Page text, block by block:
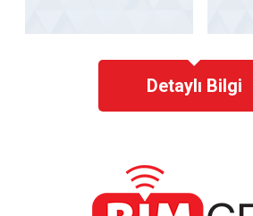
Detaylı Bilgi